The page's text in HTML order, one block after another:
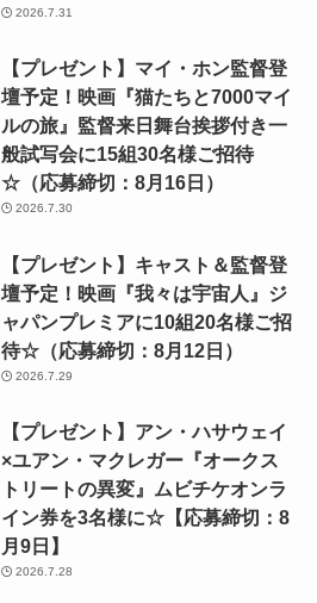
2026.7.31
【プレゼント】マイ・ホン監督登
壇予定！映画『猫たちと7000マイ
ルの旅』監督来日舞台挨拶付き一
般試写会に15組30名様ご招待
☆（応募締切：8月16日）
2026.7.30
【プレゼント】キャスト＆監督登
壇予定！映画『我々は宇宙人』ジ
ャパンプレミアに10組20名様ご招
待☆（応募締切：8月12日）
2026.7.29
【プレゼント】アン・ハサウェイ
×ユアン・マクレガー『オークス
トリートの異変』ムビチケオンラ
イン券を3名様に☆【応募締切：8
月9日】
2026.7.28